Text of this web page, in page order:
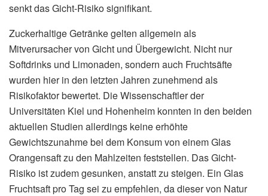
senkt das Gicht-Risiko signifikant.
Zuckerhaltige Getränke gelten allgemein als
Mitverursacher von Gicht und Übergewicht. Nicht nur
Softdrinks und Limonaden, sondern auch Fruchtsäfte
wurden hier in den letzten Jahren zunehmend als
Risikofaktor bewertet. Die Wissenschaftler der
Universitäten Kiel und Hohenheim konnten in den beiden
aktuellen Studien allerdings keine erhöhte
Gewichtszunahme bei dem Konsum von einem Glas
Orangensaft zu den Mahlzeiten feststellen. Das Gicht-
Risiko ist zudem gesunken, anstatt zu steigen. Ein Glas
Fruchtsaft pro Tag sei zu empfehlen, da dieser von Natur